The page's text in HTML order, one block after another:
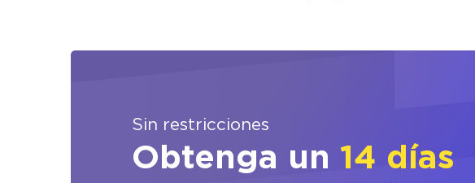
Sin restricciones
Obtenga un 14 días